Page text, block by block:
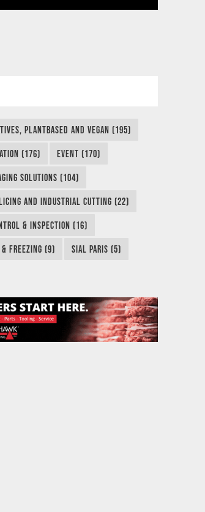
PLANTBASED AND VEGAN (195)
(176) EVENT (170)
SOLUTIONS (104)
AND INDUSTRIAL CUTTING (22)
& INSPECTION (16)
& FREEZING (9) SIAL PARIS (5)